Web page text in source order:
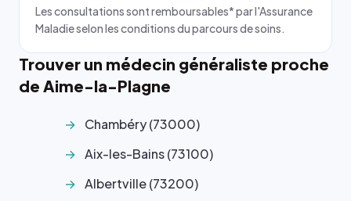
Les consultations sont remboursables* par l'Assurance
Maladie selon les conditions du parcours de soins.
Trouver un médecin généraliste proche
de Aime-la-Plagne
Chambéry (73000)
Aix-les-Bains (73100)
Albertville (73200)